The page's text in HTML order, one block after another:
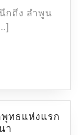
กถึง ลำพูน
ทธแห่งแรก
า